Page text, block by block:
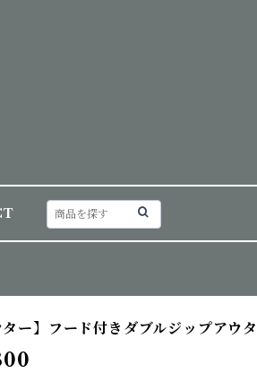
ター】フード付きダブルジップアウ